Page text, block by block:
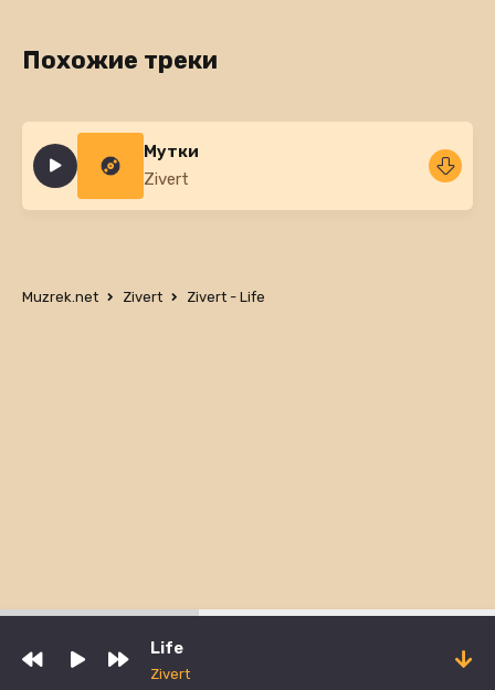
Похожие треки
Мутки
Zivert
Muzrek.net Zivert Zivert - Life
Life
Zivert